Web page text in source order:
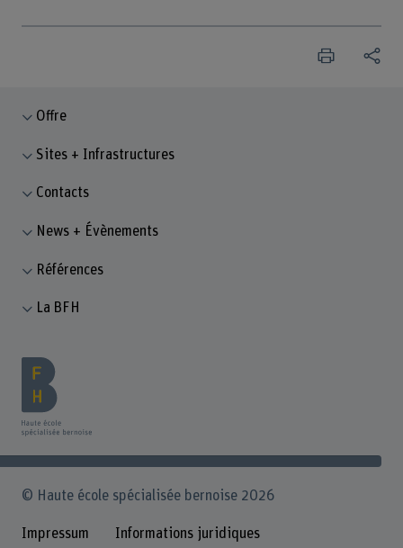
Offre
Sites + Infrastructures
Contacts
News + Évènements
Références
La BFH
© Haute école spécialisée bernoise 2026
Impressum Informations juridiques